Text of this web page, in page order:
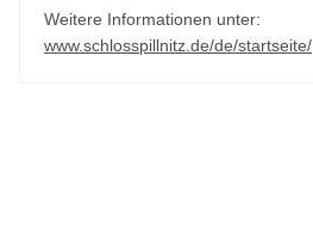
Weitere Informationen unter:
www.schlosspillnitz.de/de/startseite/